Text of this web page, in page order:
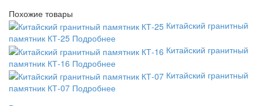
Похожие товары
Китайский гранитный
памятник КТ-25 Подробнее
Китайский гранитный
памятник КТ-16 Подробнее
Китайский гранитный
памятник КТ-07 Подробнее